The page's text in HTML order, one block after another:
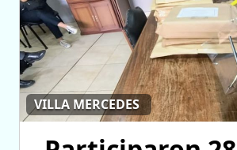
VILLA MERCEDES